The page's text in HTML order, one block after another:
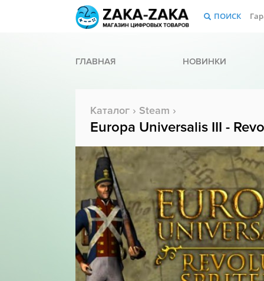
ПОИСК
ГЛАВНАЯ НОВИНКИ
Каталог › Steam ›
Europa Universalis III -